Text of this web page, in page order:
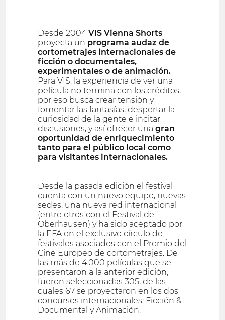
Desde 2004VIS Vienna Shorts
proyecta un programa audaz de
cortometrajes internacionales de
ficción o documentales,
experimentales o de animación.
Para VIS, la experiencia de ver una
película no termina con los créditos,
por eso busca crear tensión y
fomentar las fantasías, despertar la
curiosidad de la gente e incitar
discusiones, y así ofrecer unagran
oportunidad de enriquecimiento
tanto para el público local como
para visitantes internacionales.
Desde la pasada edición el festival
cuenta con un nuevo equipo, nuevas
sedes, una nueva red internacional
(entre otros con el Festival de
Oberhausen) y ha sido aceptado por
la EFA en el exclusivo círculo de
festivales asociados con el Premio del
Cine Europeo de cortometrajes. De
las más de 4.000 películas que se
presentaron a la anterior edición,
fueron seleccionadas 305, de las
cuales 67 se proyectaron en los dos
concursos internacionales: Ficción &
Documental y Animación.